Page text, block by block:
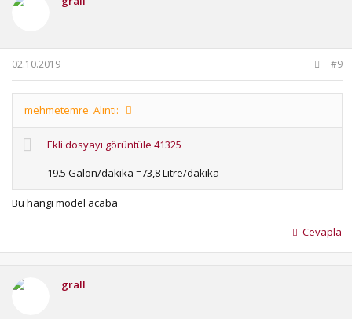
02.10.2019 #9
mehmetemre' Alıntı:
Ekli dosyayı görüntüle 41325
19.5 Galon/dakika =73,8 Litre/dakika
Bu hangi model acaba
Cevapla
grall